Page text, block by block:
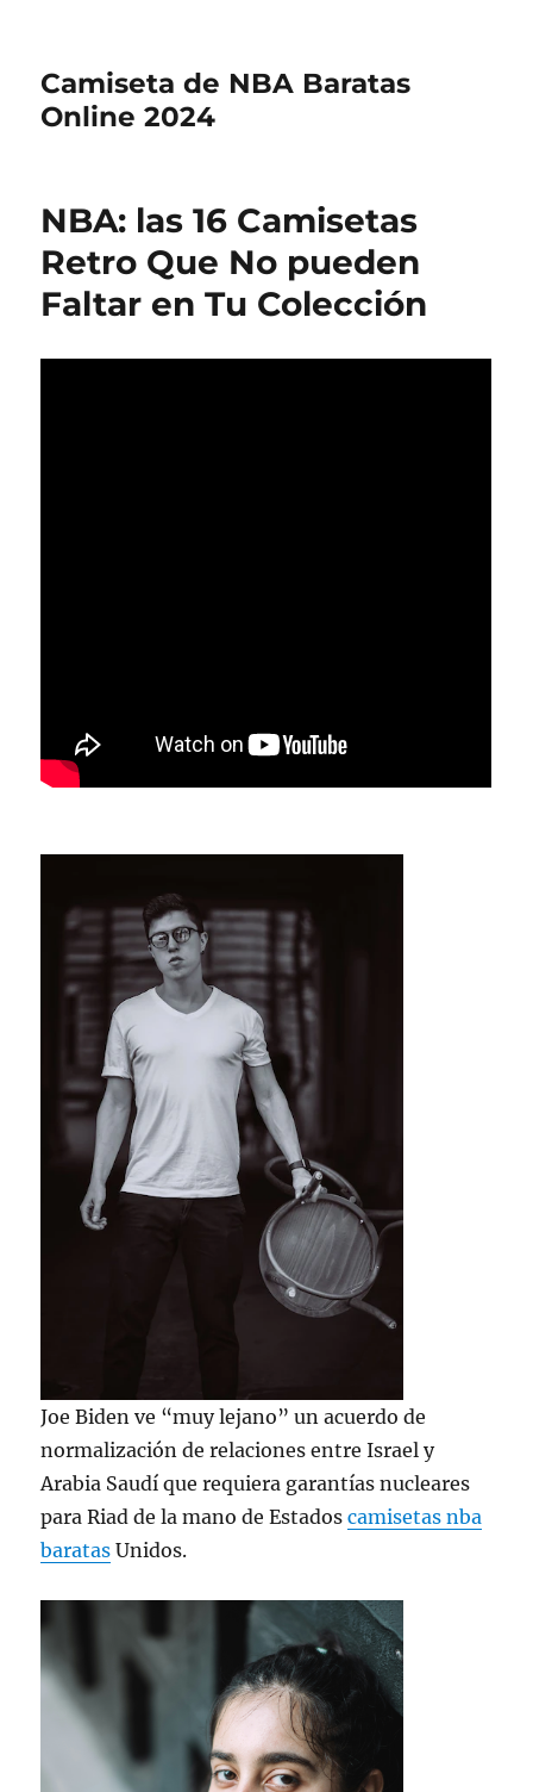
Camiseta de NBA Baratas
Online 2024
NBA: las 16 Camisetas
Retro Que No pueden
Faltar en Tu Colección
Joe Biden ve “muy lejano” un acuerdo de
normalización de relaciones entre Israel y
Arabia Saudí que requiera garantías nucleares
para Riad de la mano de Estadoscamisetas nba
baratas Unidos.